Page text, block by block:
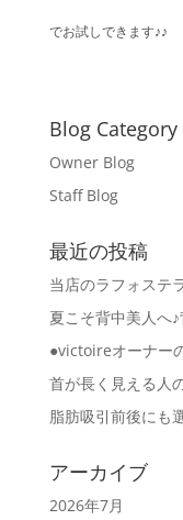
でお試しできます♪♪
Blog Category
Owner Blog
Staff Blog
最近の投稿
当店のラフォステ
夏こそ背中美人へ
●victoireオーナ
首が長く見える人
脂肪吸引前後にも
アーカイブ
2026年7月